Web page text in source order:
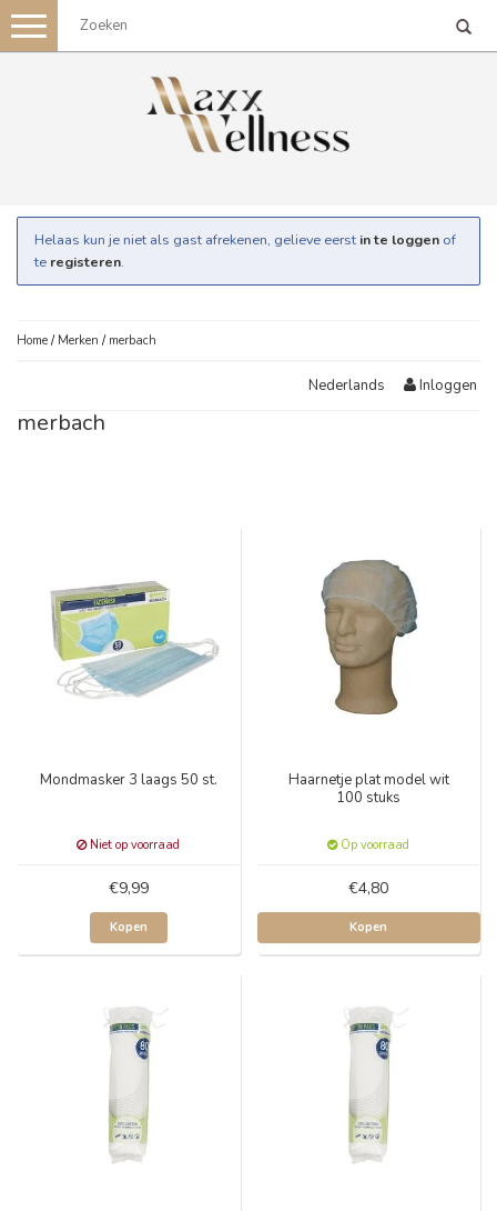
Toggle
navigation
Helaas kun je niet als gast afrekenen, gelieve eerst in te loggen of
te registeren.
Home / Merken / merbach
Nederlands Inloggen
merbach
Mondmasker 3 laags 50 st.
Niet op voorraad
€9,99
Kopen
Haarnetje plat model wit
100 stuks
Op voorraad
€4,80
Kopen